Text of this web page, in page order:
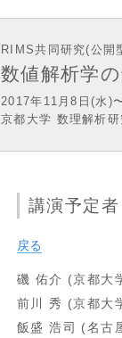
RIMS共同研究(公開
数値解析学
2017年11月8日(水)
京都大学 数理解析
講演予定者
戻る
磯 佑介 (京都大
前川 秀 (京都大
飯盛 浩司 (名古